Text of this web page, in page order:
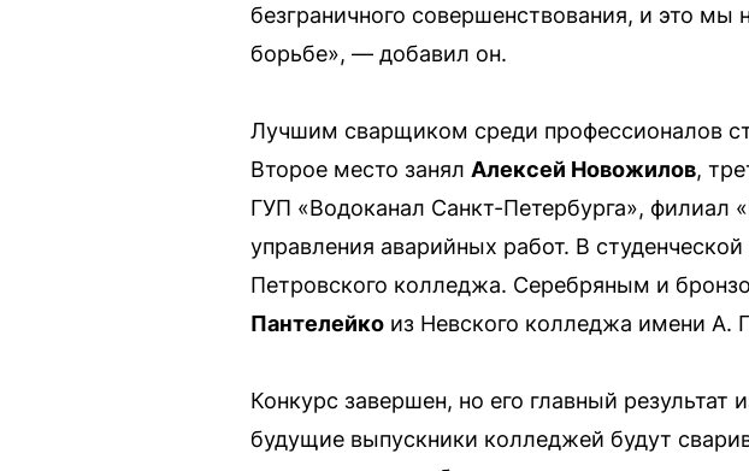
безграничного совершенствования, и это
борьбе», — добавил он.
Лучшим сварщиком среди профессионалов
Второе место занял Алексей Новожилов,
ГУП «Водоканал Санкт-Петербурга», филиал
управления аварийных работ. В
Петровского колледжа. Серебряным и
Пантелейко из Невского колледжа имени А.
Конкурс завершен, но его главный
будущие выпускники колледжей будут